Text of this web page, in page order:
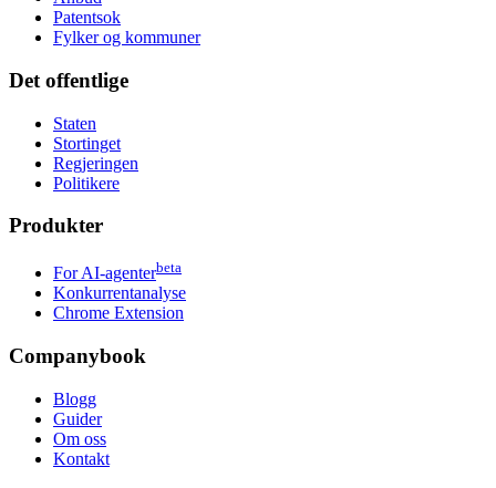
Patentsok
Fylker og kommuner
Det offentlige
Staten
Stortinget
Regjeringen
Politikere
Produkter
For AI-agenterbeta
Konkurrentanalyse
Chrome Extension
Companybook
Blogg
Guider
Om oss
Kontakt